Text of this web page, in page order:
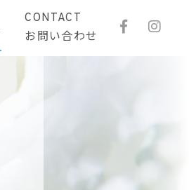
CONTACT
お問い合わせ